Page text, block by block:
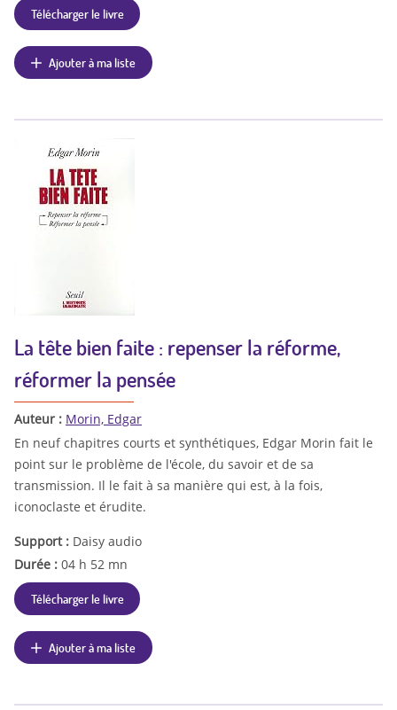
Télécharger le livre
Ajouter à ma liste
La tête bien faite : repenser la réforme,
réformer la pensée
Auteur : Morin, Edgar
En neuf chapitres courts et synthétiques, Edgar Morin fait le
point sur le problème de l'école, du savoir et de sa
transmission. Il le fait à sa manière qui est, à la fois,
iconoclaste et érudite.
Support : Daisy audio
Durée : 04 h 52 mn
Télécharger le livre
Ajouter à ma liste